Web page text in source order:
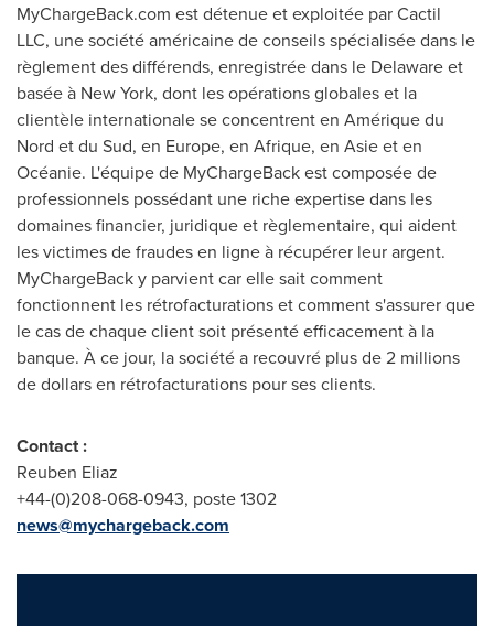
MyChargeBack.com est détenue et exploitée par Cactil
LLC, une société américaine de conseils spécialisée dans le
règlement des différends, enregistrée dans le Delawareet
basée à New York, dont les opérations globales et la
clientèle internationale se concentrent en Amérique du
Nord et du Sud, en Europe, en Afrique, en Asie et en
Océanie. L'équipe de MyChargeBack est composée de
professionnels possédant une riche expertise dans les
domaines financier, juridique et règlementaire, qui aident
les victimes de fraudes en ligne à récupérer leur argent.
MyChargeBack y parvient car elle sait comment
fonctionnent les rétrofacturations et comment s'assurer que
le cas de chaque client soit présenté efficacement à la
banque. À ce jour, la société a recouvré plus de 2 millions
de dollars en rétrofacturations pour ses clients.
Contact:
Reuben Eliaz
+44-(0)208-068-0943, poste 1302
news@mychargeback.com